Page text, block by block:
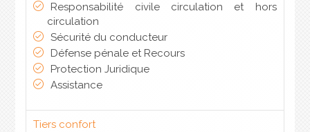
Responsabilité civile circulation et hors
circulation
Sécurité du conducteur
Défense pénale et Recours
Protection Juridique
Assistance
Tiers confort